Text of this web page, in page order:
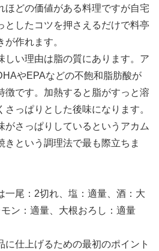
ほどの価値がある料理ですが自宅
としたコツを押さえるだけで料亭
作れます。
しい理由は脂の質にあります。ア
やEPAなどの不飽和脂肪酸が
徴です。加熱すると脂がすっと溶
っぱりとした後味になります。
がさっぱりしているというアカム
きという調理法で最も際立ちま
一尾：2切れ、塩：適量、酒：大
ン：適量、大根おろし：適量
に仕上げるための最初のポイント